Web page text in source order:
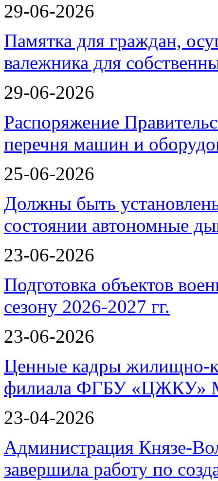
29-06-2026
Памятка для граждан,
валежника для
29-06-2026
Распоряжение
перечня машин и
25-06-2026
Должны быть
состоянии автономные
23-06-2026
Подготовка объектов
сезону 2026-2027 гг.
23-06-2026
Ценные кадры жилищно-
филиала ФГБУ «ЦЖКУ»
23-04-2026
Администрация Князе-
завершила работу по